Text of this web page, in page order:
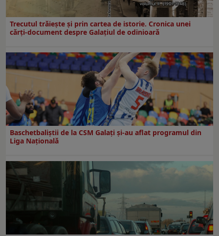
Trecutul trăiește și prin cartea de istorie. Cronica unei
cărți-document despre Galațiul de odinioară
Baschetbaliștii de la CSM Galați și-au aflat programul din
Liga Națională